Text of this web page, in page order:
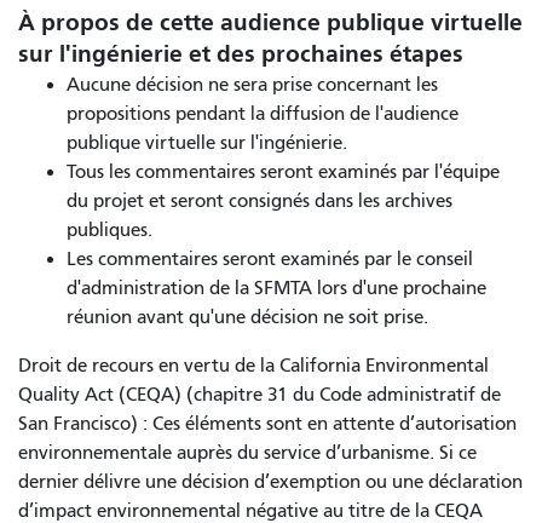
À propos de cette audience publique virtuelle
sur l'ingénierie et des prochaines étapes
Aucune décision ne sera prise concernant les
propositions pendant la diffusion de l'audience
publique virtuelle sur l'ingénierie.
Tous les commentaires seront examinés par l'équipe
du projet et seront consignés dans les archives
publiques.
Les commentaires seront examinés par le conseil
d'administration de la SFMTA lors d'une prochaine
réunion avant qu'une décision ne soit prise.
Droit de recours en vertu de la California Environmental
Quality Act (CEQA) (chapitre 31 du Code administratif de
San Francisco) : Ces éléments sont en attente d’autorisation
environnementale auprès du service d’urbanisme. Si ce
dernier délivre une décision d’exemption ou une déclaration
d’impact environnemental négative au titre de la CEQA